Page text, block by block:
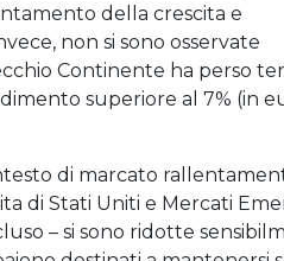
della crescita e
non si sono osservate
Continente ha perso
superiore al 7% (in
di marcato
di Stati Uniti e Mercati
– si sono ridotte